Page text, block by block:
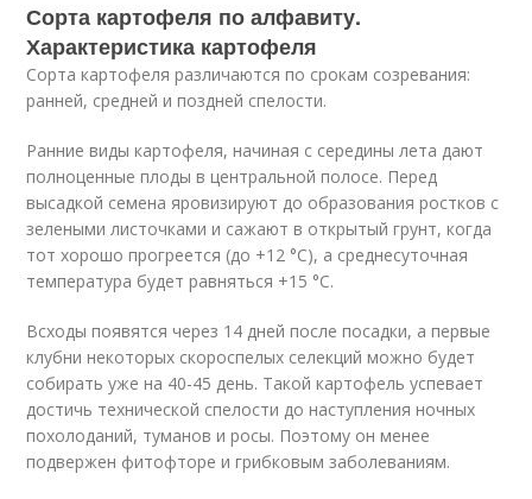
Сорта картофеля по алфавиту.
Характеристика картофеля
Сорта картофеля различаются по срокам созревания:
ранней, средней и поздней спелости.
Ранние виды картофеля, начиная с середины лета дают
полноценные плоды в центральной полосе. Перед
высадкой семена яровизируют до образования ростков с
зелеными листочками и сажают в открытый грунт, когда
тот хорошо прогреется (до +12 °C), а среднесуточная
температура будет равняться +15 °C.
Всходы появятся через 14 дней после посадки, а первые
клубни некоторых скороспелых селекций можно будет
собирать уже на 40-45 день. Такой картофель успевает
достичь технической спелости до наступления ночных
похолоданий, туманов и росы. Поэтому он менее
подвержен фитофторе и грибковым заболеваниям.